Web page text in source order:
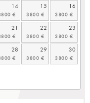
14 15 16
21 22 23
28 29 30